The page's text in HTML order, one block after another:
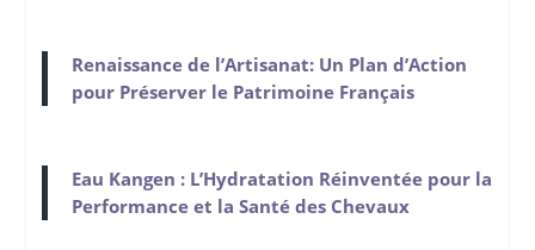
Renaissance de l’Artisanat: Un Plan d’Action
pour Préserver le Patrimoine Français
Eau Kangen : L’Hydratation Réinventée pour la
Performance et la Santé des Chevaux